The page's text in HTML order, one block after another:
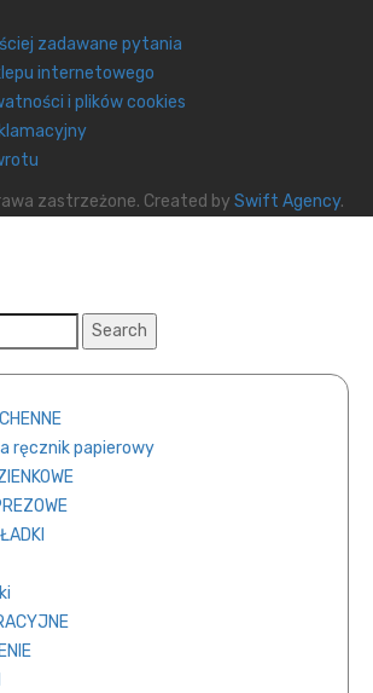
zadawane pytania
internetowego
i plików cookies
zastrzeżone. Created by Swift Agency.
ręcznik papierowy